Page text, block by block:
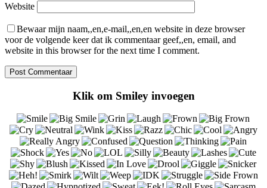
Website
Bewaar mijn naam,,en,e-mail,,en,en website in deze browser
voor de volgende keer dat ik commentaar geef,,en, email, and
website in this browser for the next time I comment.
Klik om Smiley invoegen